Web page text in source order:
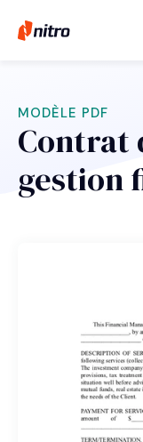
MODÈLE PDF
Contrat
gestion